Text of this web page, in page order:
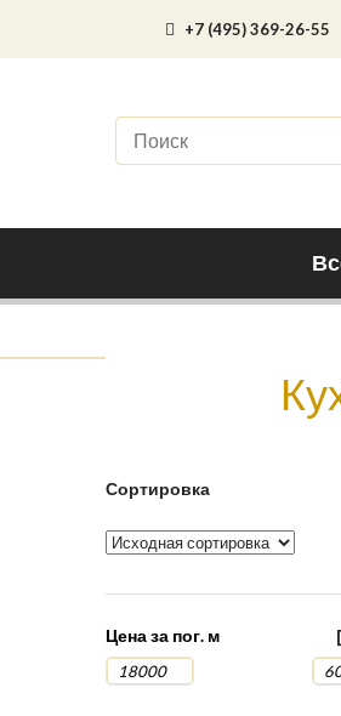
+7 (495) 369-26-55
Сортировка
Цена за пог. м